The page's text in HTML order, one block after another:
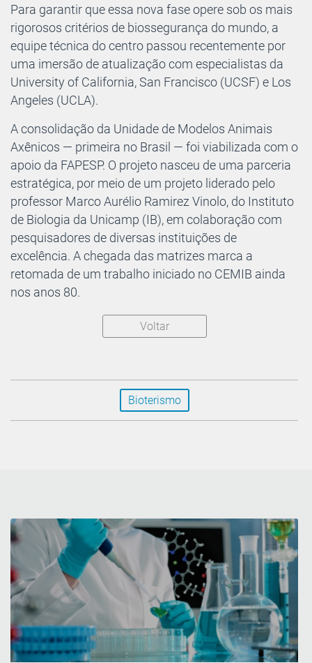
Para garantir que essa nova fase opere sob os mais
rigorosos critérios de biossegurança do mundo, a
equipe técnica do centro passou recentemente por
uma imersão de atualização com especialistas da
University of California, San Francisco (UCSF) e Los
Angeles (UCLA).
A consolidação da Unidade de Modelos Animais
Axênicos — primeira no Brasil — foi viabilizada com o
apoio da FAPESP. O projeto nasceu de uma parceria
estratégica, por meio de um projeto liderado pelo
professor Marco Aurélio Ramirez Vinolo, do Instituto
de Biologia da Unicamp (IB), em colaboração com
pesquisadores de diversas instituições de
excelência. A chegada das matrizes marca a
retomada de um trabalho iniciado no CEMIB ainda
nos anos 80.
Voltar
Bioterismo